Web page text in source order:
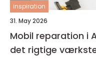
inspiration
31. May 2026
Mobil reparation i
det rigtige